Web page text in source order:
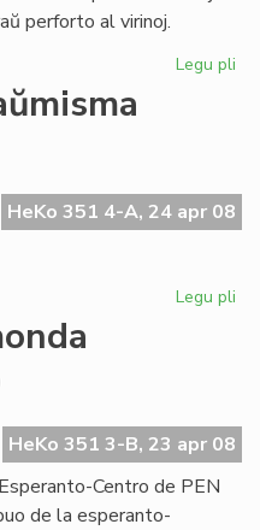
perforto al virinoj.
Legu pli
la
HeKo 351 4-A, 24 apr 08
Legu pli
HeKo 351 3-B, 23 apr 08
Centro de PEN
de la esperanto-